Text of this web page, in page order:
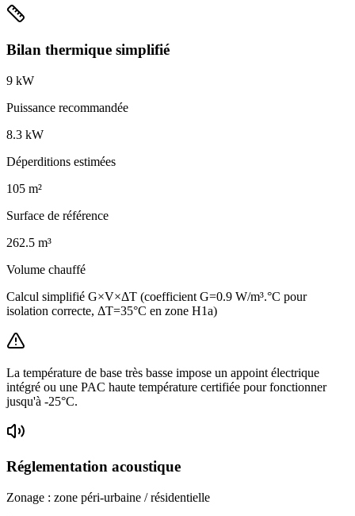
Bilan thermique simplifié
9 kW
Puissance recommandée
8.3 kW
Déperditions estimées
105 m²
Surface de référence
262.5 m³
Volume chauffé
Calcul simplifié G×V×ΔT (coefficient G=0.9 W/m³.°C pour
isolation correcte, ΔT=35°C en zone H1a)
La température de base très basse impose un appoint électrique
intégré ou une PAC haute température certifiée pour fonctionner
jusqu'à -25°C.
Réglementation acoustique
Zonage : zone péri-urbaine / résidentielle